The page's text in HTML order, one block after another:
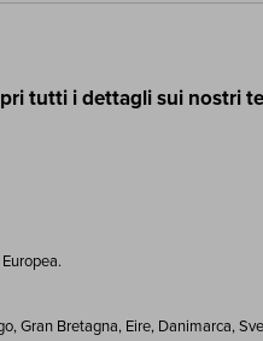
tutti i dettagli sui nostri
Gran Bretagna, Eire, Danimarca,